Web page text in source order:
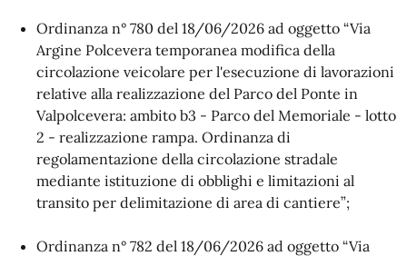
Ordinanza n° 780 del 18/06/2026 ad oggetto “Via
Argine Polcevera temporanea modifica della
circolazione veicolare per l'esecuzione di lavorazioni
relative alla realizzazione del Parco del Ponte in
Valpolcevera: ambito b3 - Parco del Memoriale - lotto
2 - realizzazione rampa. Ordinanza di
regolamentazione della circolazione stradale
mediante istituzione di obblighi e limitazioni al
transito per delimitazione di area di cantiere”;
Ordinanza n° 782 del 18/06/2026 ad oggetto “Via